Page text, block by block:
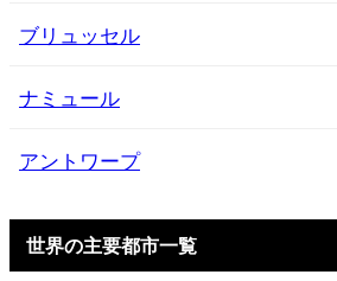
ブリュッセル
ナミュール
アントワープ
世界の主要都市一覧